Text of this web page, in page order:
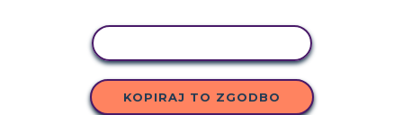
KOPIRAJ TO ZGODBO